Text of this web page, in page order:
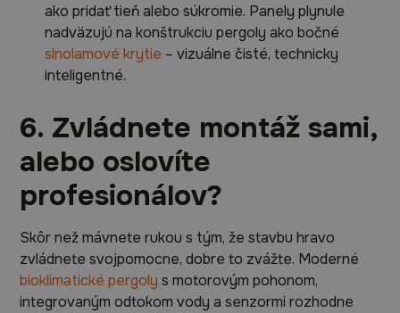
ako pridať tieň alebo súkromie. Panely plynule
nadväzujú na konštrukciu pergoly ako bočné
slnolamové krytie – vizuálne čisté, technicky
inteligentné.
6. Zvládnete montáž sami,
alebo oslovíte
profesionálov?
Skôr než mávnete rukou s tým, že stavbu hravo
zvládnete svojpomocne, dobre to zvážte. Moderné
bioklimatické pergoly s motorovým pohonom,
integrovaným odtokom vody a senzormi rozhodne